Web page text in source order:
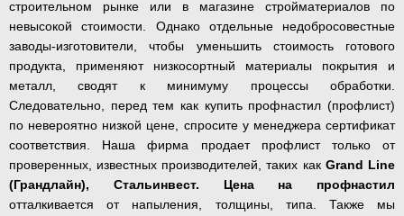
строительном рынке или в магазине стройматериалов по
невысокой стоимости. Однако отдельные недобросовестные
заводы-изготовители, чтобы уменьшить стоимость готового
продукта, применяют низкосортный материалы покрытия и
металл, сводят к минимуму процессы обработки.
Следовательно, перед тем как купить профнастил (профлист)
по невероятно низкой цене, спросите у менеджера сертификат
соответствия. Наша фирма продает профлист только от
проверенных, известных производителей, таких как Grand Line
(Грандлайн), Стальинвест. Цена на профнастил
отталкивается от напыления, толщины, типа. Также мы